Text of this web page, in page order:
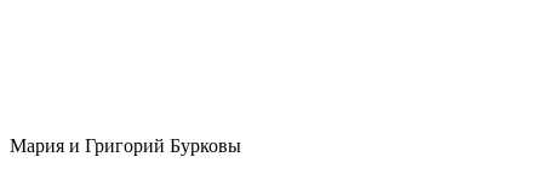
Мария и Григорий Бурковы